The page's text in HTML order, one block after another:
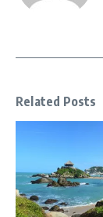
Related Posts